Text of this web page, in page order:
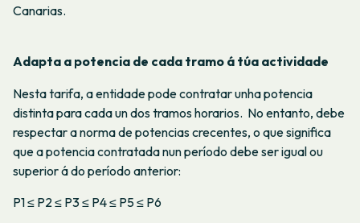
Canarias.
Adapta a potencia de cada tramo á túa actividade
Nesta tarifa, a entidade pode contratar unha potencia
distinta para cada un dos tramos horarios. No entanto, debe
respectar a norma de potencias crecentes, o que significa
que a potencia contratada nun período debe ser igual ou
superior á do período anterior:
P1 ≤ P2 ≤ P3 ≤ P4 ≤ P5 ≤ P6